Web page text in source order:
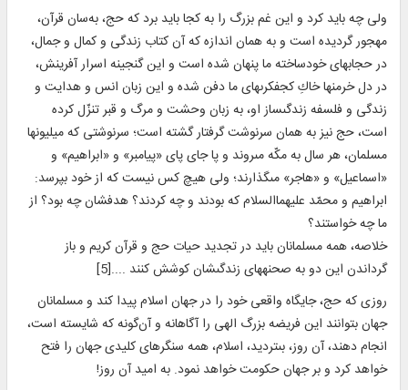
ولى چه بايد كرد و اين غم بزرگ را به كجا بايد برد كه حج، به‌سان قرآن،
مهجور گرديده است و به همان اندازه كه آن كتاب زندگى و كمال و جمال،
در حجاب‏هاى خودساخته ما پنهان شده است و اين گنجينه اسرار آفرينش،
در دل خرمن‏ها خاكِ كج‏فكرى‏هاى ما دفن شده و اين زبان انس و هدايت و
زندگى و فلسفه زندگى‏ساز او، به زبان وحشت و مرگ و قبر تنزّل كرده
است، حج نيز به همان سرنوشت گرفتار گشته است؛ سرنوشتى كه ميليون‏ها
مسلمان، هر سال به مكّه مى‏روند و پا جاى پاى «پيامبر» و «ابراهيم» و
«اسماعيل» و «هاجر» مى‏گذارند؛ ولى هيچ كس نيست كه از خود بپرسد:
ابراهيم و محمّد علیهماالسلام كه بودند و چه كردند؟ هدفشان چه بود؟ از
ما چه خواستند؟
خلاصه، همه مسلمانان بايد در تجديد حيات حج و قرآن كريم و باز
گرداندن اين دو به صحنه‏هاى زندگى‏شان كوشش كنند ....[5]
روزى كه حج، جايگاه واقعى خود را در جهان اسلام پيدا كند و مسلمانان
جهان بتوانند اين فريضه بزرگ الهى را آگاهانه و آن‌گونه كه شايسته است،
انجام دهند، آن روز، بى‏ترديد، اسلام، همه سنگرهاى كليدى جهان را فتح
خواهد كرد و بر جهان حكومت خواهد نمود. به اميد آن روز!